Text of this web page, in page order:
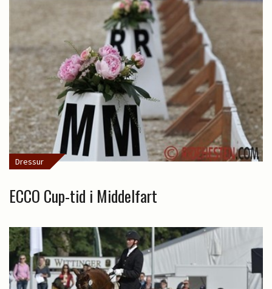
Dressur
ECCO Cup-tid i Middelfart